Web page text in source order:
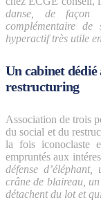
danse, de façon
complémentaire
hyperactif très utile
Un cabinet
restructuring
Association de trois
du social et du
la fois iconoclaste
empruntés aux
défense
crâne de blaireau,
détachent du lot et